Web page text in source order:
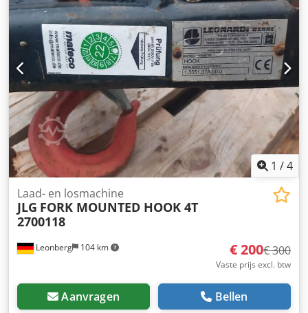
1 /4
Leonberg 104 km
Laad- en losmachine
JLG FORK MOUNTED HOOK 4T
2700118
€ 200€ 300
Vaste prijs excl. btw
Aanvragen Bellen